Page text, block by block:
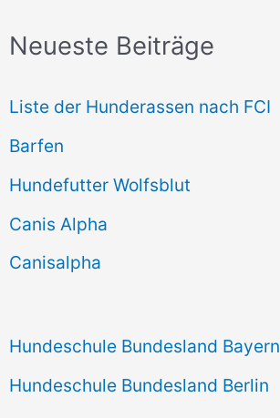
h
n
n
a
c
h
Neueste Beiträge
Liste der Hunderassen nach FCI
Barfen
Hundefutter Wolfsblut
Canis Alpha
Canisalpha
Hundeschule Bundesland Bayern
Hundeschule Bundesland Berlin